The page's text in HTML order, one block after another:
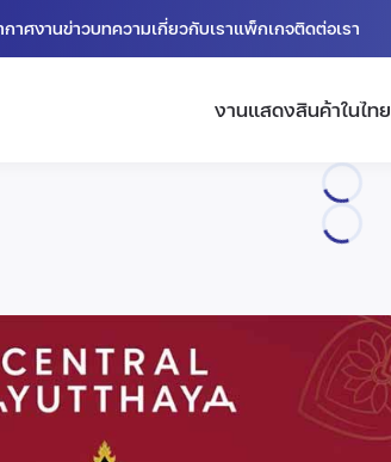
าศงานข่าวบทความเกี่ยวกับเราแพ็กเกจติดต่อเรา
งานแสดงสินค้าในไทย